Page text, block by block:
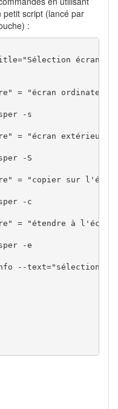
petit script (lancé par
:
écran" --